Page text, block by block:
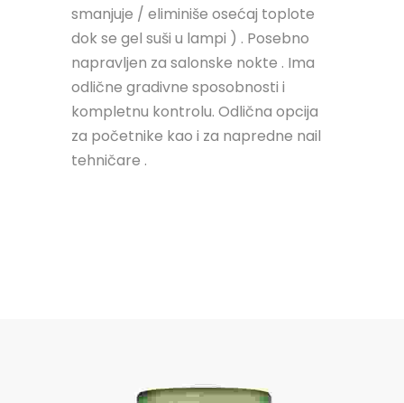
smanjuje / eliminiše osećaj toplote
dok se gel suši u lampi ) . Posebno
napravljen za salonske nokte . Ima
odlične gradivne sposobnosti i
kompletnu kontrolu. Odlična opcija
za početnike kao i za napredne nail
tehničare .